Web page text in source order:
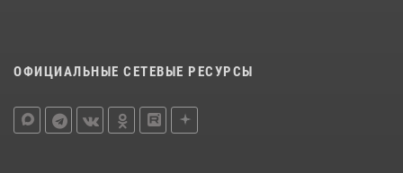
ОФИЦИАЛЬНЫЕ СЕТЕВЫЕ РЕСУРСЫ